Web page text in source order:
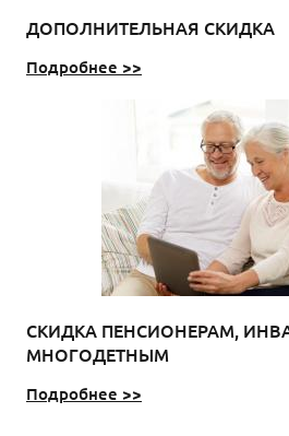
ДОПОЛНИТЕЛЬНАЯ СКИДКА
Подробнее >>
СКИДКА ПЕНСИОНЕРАМ,
МНОГОДЕТНЫМ
Подробнее >>